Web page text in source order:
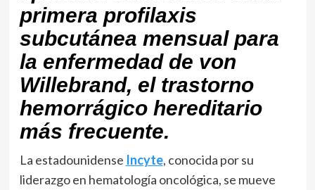
primera profilaxis
subcutánea mensual para
la enfermedad de von
Willebrand, el trastorno
hemorrágico hereditario
más frecuente.
La estadounidense Incyte, conocida por su
liderazgo en hematología oncológica, se mueve